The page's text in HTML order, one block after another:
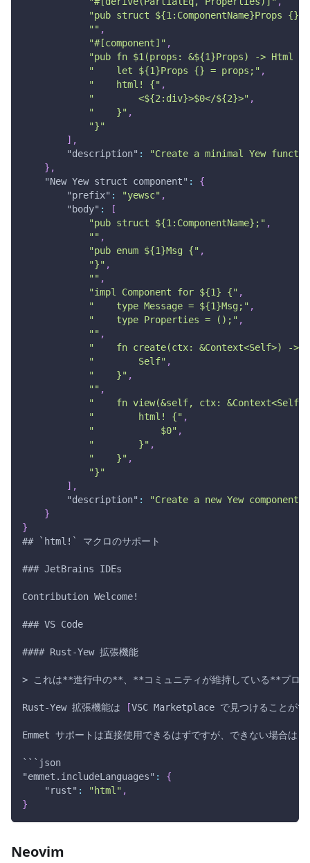
"pub struct ${1:ComponentName}Props {}"
"" ,
"#[component]" ,
"pub fn $1(props: &${1}Props) -> Html {"
"    let ${1}Props {} = props;" ,
"    html! {" ,
"        <${2:div}>$0</${2}>" ,
"    }" ,
"}"
] ,
"description" :
"Create a minimal Yew
} ,
"New Yew struct component" :
{
"prefix" : "yewsc" ,
"body" :
[
"pub struct ${1:ComponentName};" ,
"" ,
"pub enum ${1}Msg {" ,
"}" ,
"" ,
"impl Component for ${1} {" ,
"    type Message = ${1}Msg;" ,
"    type Properties = ();" ,
"" ,
"    fn create(ctx: &Context<Self>) ->
"        Self" ,
"    }" ,
"" ,
"    fn view(&self, ctx:
"        html! {" ,
"            $0" ,
"        }" ,
"    }" ,
"}"
] ,
"description" :
"Create a new Yew component
}
}
## `html!` マクロのサポート
### JetBrains IDEs
Contribution Welcome!
### VS Code
#### Rust-Yew 拡張機能
> これは**進行中の**、**コミュニティが維持している**プロ
Rust-Yew 拡張機能は [VSC Marketplace で見つけることがで
Emmet サポートは直接使用できるはずですが、できない場
```json
"emmet.includeLanguages" :
{
"rust" : "html" ,
}
Neovim